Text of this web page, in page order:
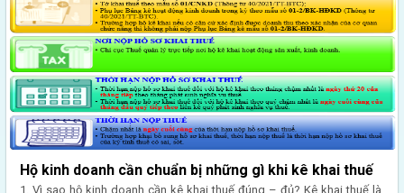
Hộ kinh doanh cần chuẩn bị những gì khi kê khai thuế
1. Vì sao hộ kinh doanh cần kê khai thuế đúng – đủ? Kê khai thuế là